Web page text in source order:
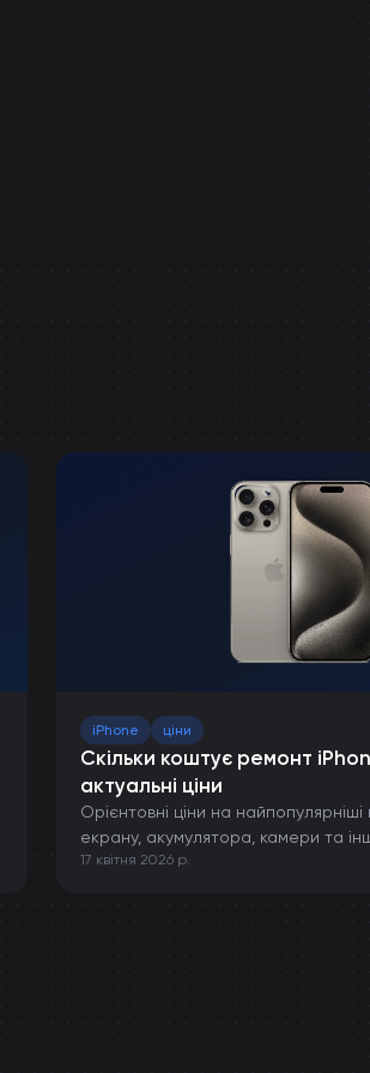
iPhone ціни
Скільки коштує ремонт
актуальні ціни
Орієнтовні ціни на найпопулярніші
екрану, акумулятора, камери та
iPhone.
17 квітня 2026 р.